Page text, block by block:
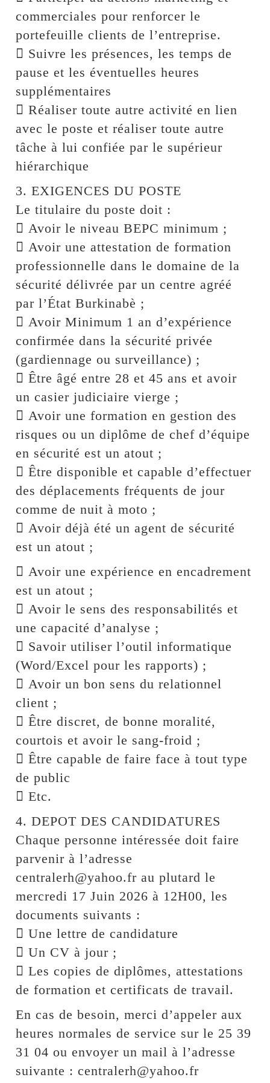
commerciales pour renforcer le
portefeuille clients de l’entreprise.
 Suivre les présences, les temps de
pause et les éventuelles heures
supplémentaires
 Réaliser toute autre activité en lien
avec le poste et réaliser toute autre
tâche à lui confiée par le supérieur
hiérarchique
3. EXIGENCES DU POSTE
Le titulaire du poste doit :
 Avoir le niveau BEPC minimum ;
 Avoir une attestation de formation
professionnelle dans le domaine de la
sécurité délivrée par un centre agréé
par l’État Burkinabè ;
 Avoir Minimum 1 an d’expérience
confirmée dans la sécurité privée
(gardiennage ou surveillance) ;
 Être âgé entre 28 et 45 ans et avoir
un casier judiciaire vierge ;
 Avoir une formation en gestion des
risques ou un diplôme de chef d’équipe
en sécurité est un atout ;
 Être disponible et capable d’effectuer
des déplacements fréquents de jour
comme de nuit à moto ;
 Avoir déjà été un agent de sécurité
est un atout ;
 Avoir une expérience en encadrement
est un atout ;
 Avoir le sens des responsabilités et
une capacité d’analyse ;
 Savoir utiliser l’outil informatique
(Word/Excel pour les rapports) ;
 Avoir un bon sens du relationnel
client ;
 Être discret, de bonne moralité,
courtois et avoir le sang-froid ;
 Être capable de faire face à tout type
de public
 Etc.
4. DEPOT DES CANDIDATURES
Chaque personne intéressée doit faire
parvenir à l’adresse
centralerh@yahoo.fr au plutard le
mercredi 17 Juin 2026 à 12H00, les
documents suivants :
 Une lettre de candidature
 Un CV à jour ;
 Les copies de diplômes, attestations
de formation et certificats de travail.
En cas de besoin, merci d’appeler aux
heures normales de service sur le 25 39
31 04 ou envoyer un mail à l’adresse
suivante : centralerh@yahoo.fr